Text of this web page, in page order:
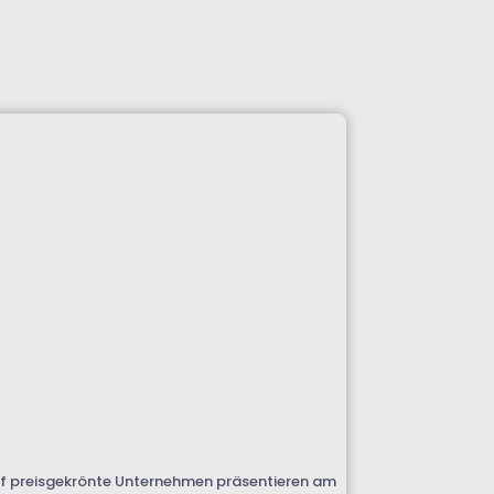
preisgekrönte Unternehmen präsentieren am